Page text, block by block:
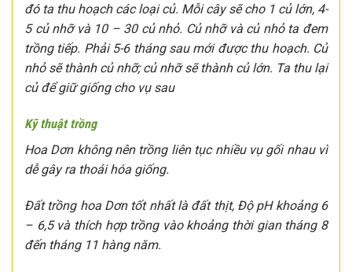
đó ta thu hoạch các loại củ. Mỗi cây sẽ cho 1 củ lớn, 4-
5 củ nhỡ và 10 – 30 củ nhỏ. Củ nhỡ và củ nhỏ ta đem
trồng tiếp. Phải 5-6 tháng sau mới được thu hoạch. Củ
nhỏ sẽ thành củ nhỡ; củ nhỡ sẽ thành củ lớn. Ta thu lại
củ để giữ giống cho vụ sau
Kỹ thuật trồng
Hoa Dơn không nên trồng liên tục nhiều vụ gối nhau vì
dễ gây ra thoái hóa giống.
Đất trồng hoa Dơn tốt nhất là đất thịt, Độ pH khoảng 6
– 6,5 và thích hợp trồng vào khoảng thời gian tháng 8
đến tháng 11 hàng năm.